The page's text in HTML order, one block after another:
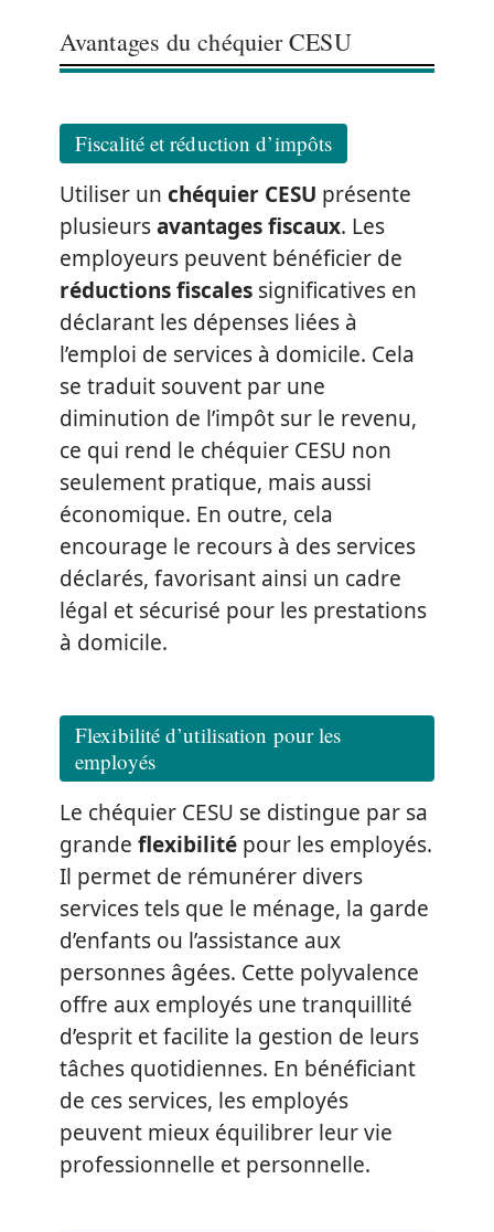
Avantages du chéquier CESU
Fiscalité et réduction d’impôts
Utiliser un chéquier CESU présente
plusieursavantages fiscaux. Les
employeurs peuvent bénéficier de
réductions fiscales significatives en
déclarant les dépenses liées à
l’emploi de services à domicile. Cela
se traduit souvent par une
diminution de l’impôt sur le revenu,
ce qui rend le chéquier CESU non
seulement pratique, mais aussi
économique. En outre, cela
encourage le recours à des services
déclarés, favorisant ainsi un cadre
légal et sécurisé pour les prestations
à domicile.
Flexibilité d’utilisation pour les
employés
Le chéquier CESU se distingue par sa
grande flexibilité pour les employés.
Il permet de rémunérer divers
services tels que le ménage, la garde
d’enfants ou l’assistance aux
personnes âgées. Cette polyvalence
offre aux employés une tranquillité
d’esprit et facilite la gestion de leurs
tâches quotidiennes. En bénéficiant
de ces services, les employés
peuvent mieux équilibrer leur vie
professionnelle et personnelle.